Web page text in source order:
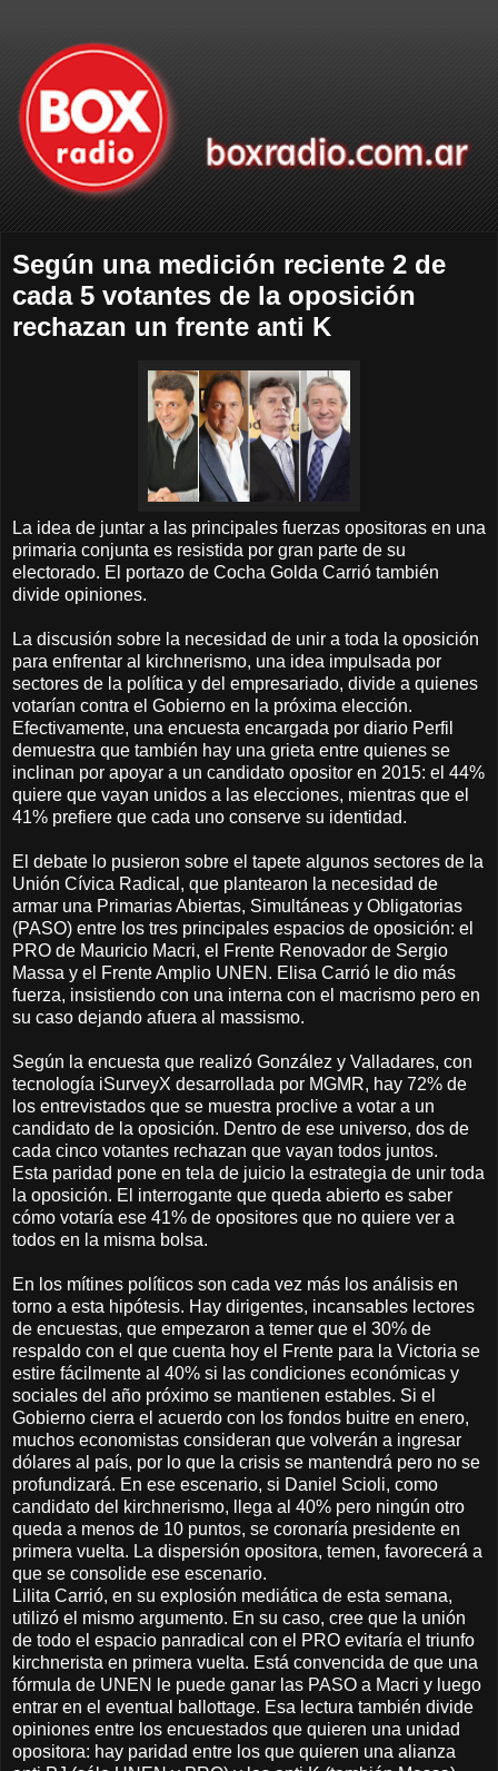
Según una medición reciente 2 de
cada 5 votantes de la oposición
rechazan un frente anti K
La idea de juntar a las principales fuerzas opositoras en una
primaria conjunta es resistida por gran parte de su
electorado. El portazo de Cocha Golda Carrió también
divide opiniones.
La discusión sobre la necesidad de unir a toda la oposición
para enfrentar al kirchnerismo, una idea impulsada por
sectores de la política y del empresariado, divide a quienes
votarían contra el Gobierno en la próxima elección.
Efectivamente, una encuesta encargada por diario Perfil
demuestra que también hay una grieta entre quienes se
inclinan por apoyar a un candidato opositor en 2015: el 44%
quiere que vayan unidos a las elecciones, mientras que el
41% prefiere que cada uno conserve su identidad.
El debate lo pusieron sobre el tapete algunos sectores de la
Unión Cívica Radical, que plantearon la necesidad de
armar una Primarias Abiertas, Simultáneas y Obligatorias
(PASO) entre los tres principales espacios de oposición: el
PRO de Mauricio Macri, el Frente Renovador de Sergio
Massa y el Frente Amplio UNEN. Elisa Carrió le dio más
fuerza, insistiendo con una interna con el macrismo pero en
su caso dejando afuera al massismo.
Según la encuesta que realizó González y Valladares, con
tecnología iSurveyX desarrollada por MGMR, hay 72% de
los entrevistados que se muestra proclive a votar a un
candidato de la oposición. Dentro de ese universo, dos de
cada cinco votantes rechazan que vayan todos juntos.
Esta paridad pone en tela de juicio la estrategia de unir toda
la oposición. El interrogante que queda abierto es saber
cómo votaría ese 41% de opositores que no quiere ver a
todos en la misma bolsa.
En los mítines políticos son cada vez más los análisis en
torno a esta hipótesis. Hay dirigentes, incansables lectores
de encuestas, que empezaron a temer que el 30% de
respaldo con el que cuenta hoy el Frente para la Victoria se
estire fácilmente al 40% si las condiciones económicas y
sociales del año próximo se mantienen estables. Si el
Gobierno cierra el acuerdo con los fondos buitre en enero,
muchos economistas consideran que volverán a ingresar
dólares al país, por lo que la crisis se mantendrá pero no se
profundizará. En ese escenario, si Daniel Scioli, como
candidato del kirchnerismo, llega al 40% pero ningún otro
queda a menos de 10 puntos, se coronaría presidente en
primera vuelta. La dispersión opositora, temen, favorecerá a
que se consolide ese escenario.
Lilita Carrió, en su explosión mediática de esta semana,
utilizó el mismo argumento. En su caso, cree que la unión
de todo el espacio panradical con el PRO evitaría el triunfo
kirchnerista en primera vuelta. Está convencida de que una
fórmula de UNEN le puede ganar las PASO a Macri y luego
entrar en el eventual ballottage. Esa lectura también divide
opiniones entre los encuestados que quieren una unidad
opositora: hay paridad entre los que quieren una alianza